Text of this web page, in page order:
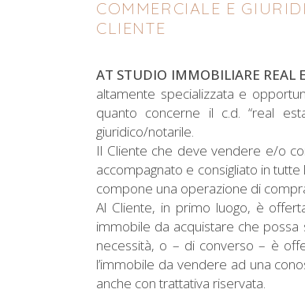
COMMERCIALE E
CLIENTE
AT STUDIO IMMOBILIARE REAL
altamente specializzata e
quanto concerne il c.d. “real
giuridico/notarile.
Il Cliente che deve vendere e/o
accompagnato e consigliato in
compone una operazione di
Al Cliente, in primo luogo, è
immobile da acquistare che
necessità, o – di converso – è
l’immobile da vendere ad una
anche con trattativa riservata.